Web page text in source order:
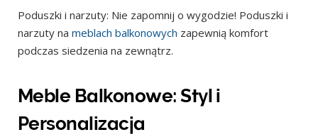
Poduszki i narzuty: Nie zapomnij o wygodzie! Poduszki i
narzuty na meblach balkonowych zapewnią komfort
podczas siedzenia na zewnątrz.
Meble Balkonowe: Styl i
Personalizacja